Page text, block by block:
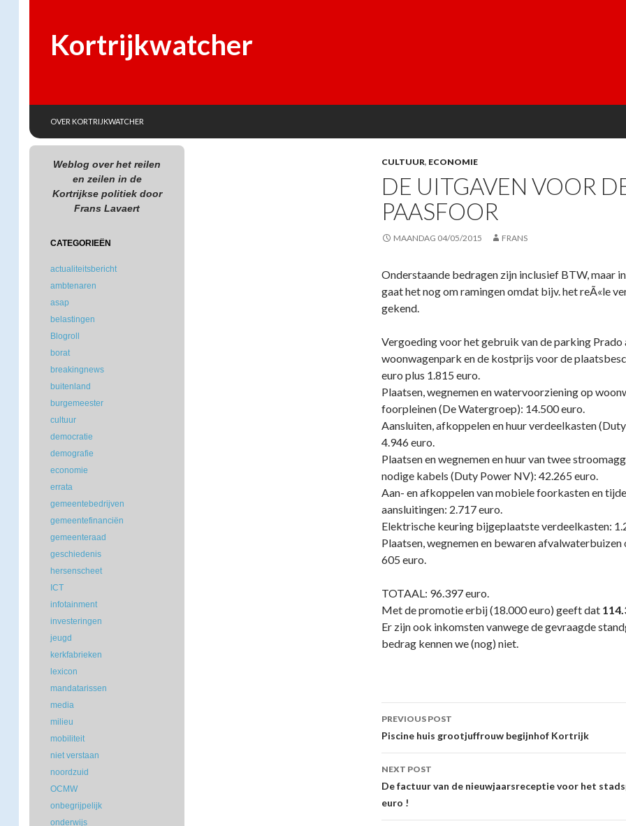
Kortrijkwatcher
OVER KORTRIJKWATCHER
CULTUUR, ECONOMIE
DE UITGAVEN VOOR
PAASFOOR
MAANDAG 04/05/2015 FRANS
Onderstaande bedragen zijn inclusief BTW, maar
gaat het nog om ramingen omdat bijv. het reÃ«le
gekend.
Vergoeding voor het gebruik van de parking Prado
woonwagenpark en de kostprijs voor de
euro plus 1.815 euro.
Plaatsen, wegnemen en watervoorziening op
foorpleinen (De Watergroep): 14.500 euro.
Aansluiten, afkoppelen en huur verdeelkasten
4.946 euro.
Plaatsen en wegnemen en huur van twee
nodige kabels (Duty Power NV): 42.265 euro.
Aan- en afkoppelen van mobiele foorkasten en
aansluitingen: 2.717 euro.
Elektrische keuring bijgeplaatste verdeelkasten:
Plaatsen, wegnemen en bewaren afvalwaterbuizen
605 euro.
TOTAAL: 96.397 euro.
Met de promotie erbij (18.000 euro) geeft dat
Er zijn ook inkomsten vanwege de gevraagde
bedrag kennen we (nog) niet.
Post
navigation
PREVIOUS POST
Piscine huis grootjuffrouw begijnhof Kortrijk
NEXT POST
De factuur van de nieuwjaarsreceptie voor het
euro !
Weblog over het reilen
en zeilen in de
Kortrijkse politiek door
Frans Lavaert
CATEGORIEËN
actualiteitsbericht
ambtenaren
asap
belastingen
Blogroll
borat
breakingnews
buitenland
burgemeester
cultuur
democratie
demografie
economie
errata
gemeentebedrijven
gemeentefinanciën
gemeenteraad
geschiedenis
hersenscheet
ICT
infotainment
investeringen
jeugd
kerkfabrieken
lexicon
mandatarissen
media
milieu
mobiliteit
niet verstaan
noordzuid
OCMW
onbegrijpelijk
onderwijs